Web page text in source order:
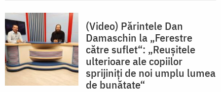
(Video) Părintele Dan
Damaschin la „Ferestre
către suflet“: „Reuşitele
ulterioare ale copiilor
sprijiniţi de noi umplu lumea
de bunătate“